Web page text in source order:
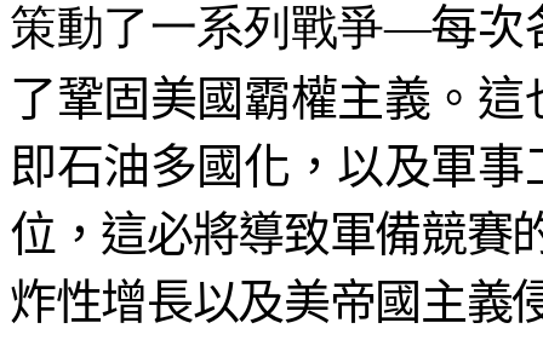
策動了一系列戰爭—每次
了鞏固美國霸權主義。
即石油多國化，以及軍
位，這必將導致軍備競賽
炸性增長以及美帝國主義